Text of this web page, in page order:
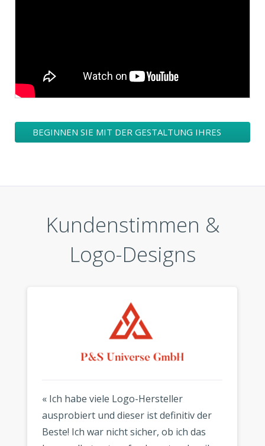
BEGINNEN SIE MIT DER GESTALTUNG IHRES
Kundenstimmen &
Logo-Designs
« Ich habe viele Logo-Hersteller
ausprobiert und dieser ist definitiv der
Beste! Ich war nicht sicher, ob ich das